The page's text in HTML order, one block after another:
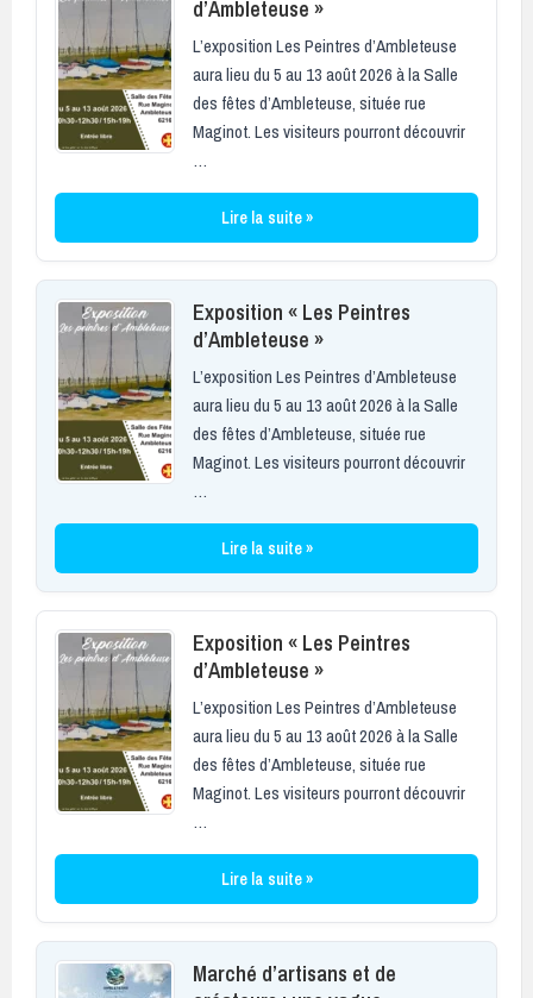
d’Ambleteuse »
L’exposition Les Peintres d’Ambleteuse
aura lieu du 5 au 13 août 2026 à la Salle
des fêtes d’Ambleteuse, située rue
Maginot. Les visiteurs pourront découvrir
…
Lire la suite »
Exposition « Les Peintres
d’Ambleteuse »
L’exposition Les Peintres d’Ambleteuse
aura lieu du 5 au 13 août 2026 à la Salle
des fêtes d’Ambleteuse, située rue
Maginot. Les visiteurs pourront découvrir
…
Lire la suite »
Exposition « Les Peintres
d’Ambleteuse »
L’exposition Les Peintres d’Ambleteuse
aura lieu du 5 au 13 août 2026 à la Salle
des fêtes d’Ambleteuse, située rue
Maginot. Les visiteurs pourront découvrir
…
Lire la suite »
Marché d’artisans et de